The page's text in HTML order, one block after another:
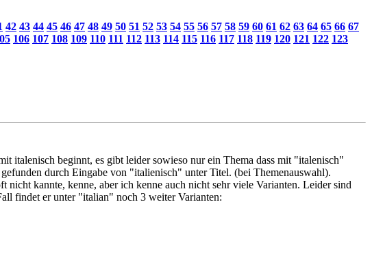
42 43 44 45 46 47 48 49 50 51 52 53 54 55 56 57 58 59 60 61 62 63 64 65 66 67
106 107 108 109 110 111 112 113 114 115 116 117 118 119 120 121 122 123
italenisch beginnt, es gibt leider sowieso nur ein Thema dass mit "italenisch"
durch Eingabe von "italienisch" unter Titel. (bei Themenauswahl).
kannte, kenne, aber ich kenne auch nicht sehr viele Varianten. Leider sind
findet er unter "italian" noch 3 weiter Varianten: